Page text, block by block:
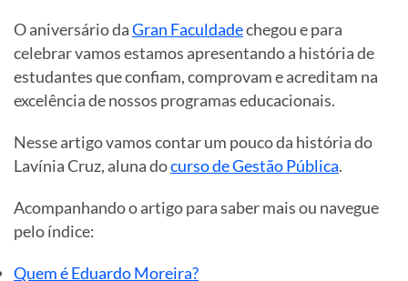
O aniversário daGran Faculdadechegou e para
celebrar vamos estamos apresentando a história de
estudantes que confiam, comprovam e acreditam na
excelência de nossos programas educacionais.
Nesse artigo vamos contar um pouco da história do
Lavínia Cruz, aluna docurso de Gestão Pública.
Acompanhando o artigo para saber mais ou navegue
pelo índice:
Quem éEduardo Moreira?